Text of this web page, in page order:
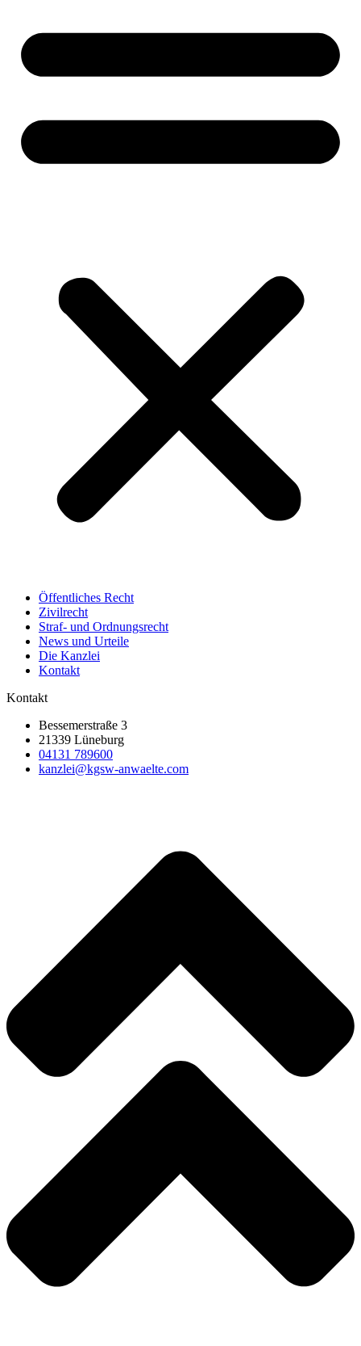
Öffentliches Recht
Zivilrecht
Straf- und Ordnungsrecht
News und Urteile
Die Kanzlei
Kontakt
Kontakt
Bessemerstraße 3
21339 Lüneburg
04131 789600
kanzlei@kgsw-anwaelte.com